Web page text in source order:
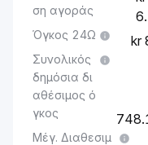
ση αγοράς
Όγκος 24Ω
Συνολικός
δημόσια δι
αθέσιμος ό
γκος
Μέγ. Διαθεσιμ